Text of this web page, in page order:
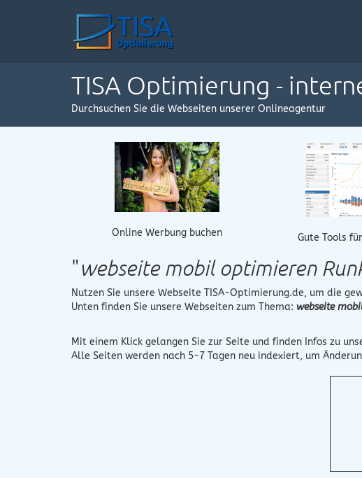
TISA Optimierung -
Durchsuchen Sie die Webseiten unserer Onlineagentur
Online Werbung buchen Gute Tools
"webseite mobil optimieren
Nutzen Sie unsere Webseite TISA-Optimierung.de, um die
Unten finden Sie unsere Webseiten zum Thema: webseite
Mit einem Klick gelangen Sie zur Seite und finden Infos zu
Alle Seiten werden nach 5-7 Tagen neu indexiert, um